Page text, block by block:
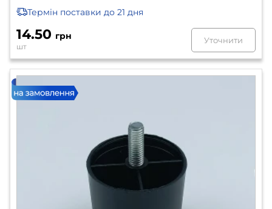
Термін поставки до 21 дня
14.50 грн
шт
Уточнити